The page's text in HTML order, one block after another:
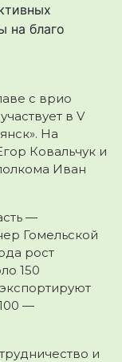
на благо
с врио
в V
На
Ковальчук и
Иван
—
Гомельской
рост
150
—
и